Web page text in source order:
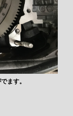
ます。